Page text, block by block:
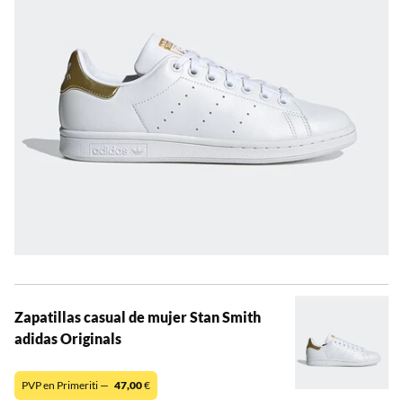
Zapatillas casual de mujer Stan Smith
adidas Originals
PVP en Primeriti — 47,00€